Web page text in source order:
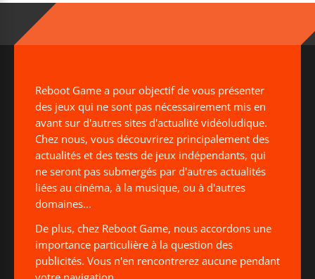
Reboot Game a pour objectif de vous présenter
des jeux qui ne sont pas nécessairement mis en
avant sur d'autres sites d'actualité vidéoludique.
Chez nous, vous découvrirez principalement des
actualités et des tests de jeux indépendants, qui
ne seront pas submergés par d'autres actualités
liées au cinéma, à la musique, ou à d'autres
domaines...
De plus, chez Reboot Game, nous accordons une
importance particulière à la question des
publicités. Vous n'en rencontrerez aucune pendant